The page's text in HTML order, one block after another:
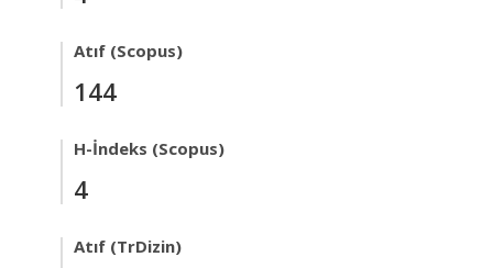
Atıf (Scopus)
144
H-İndeks (Scopus)
4
Atıf (TrDizin)